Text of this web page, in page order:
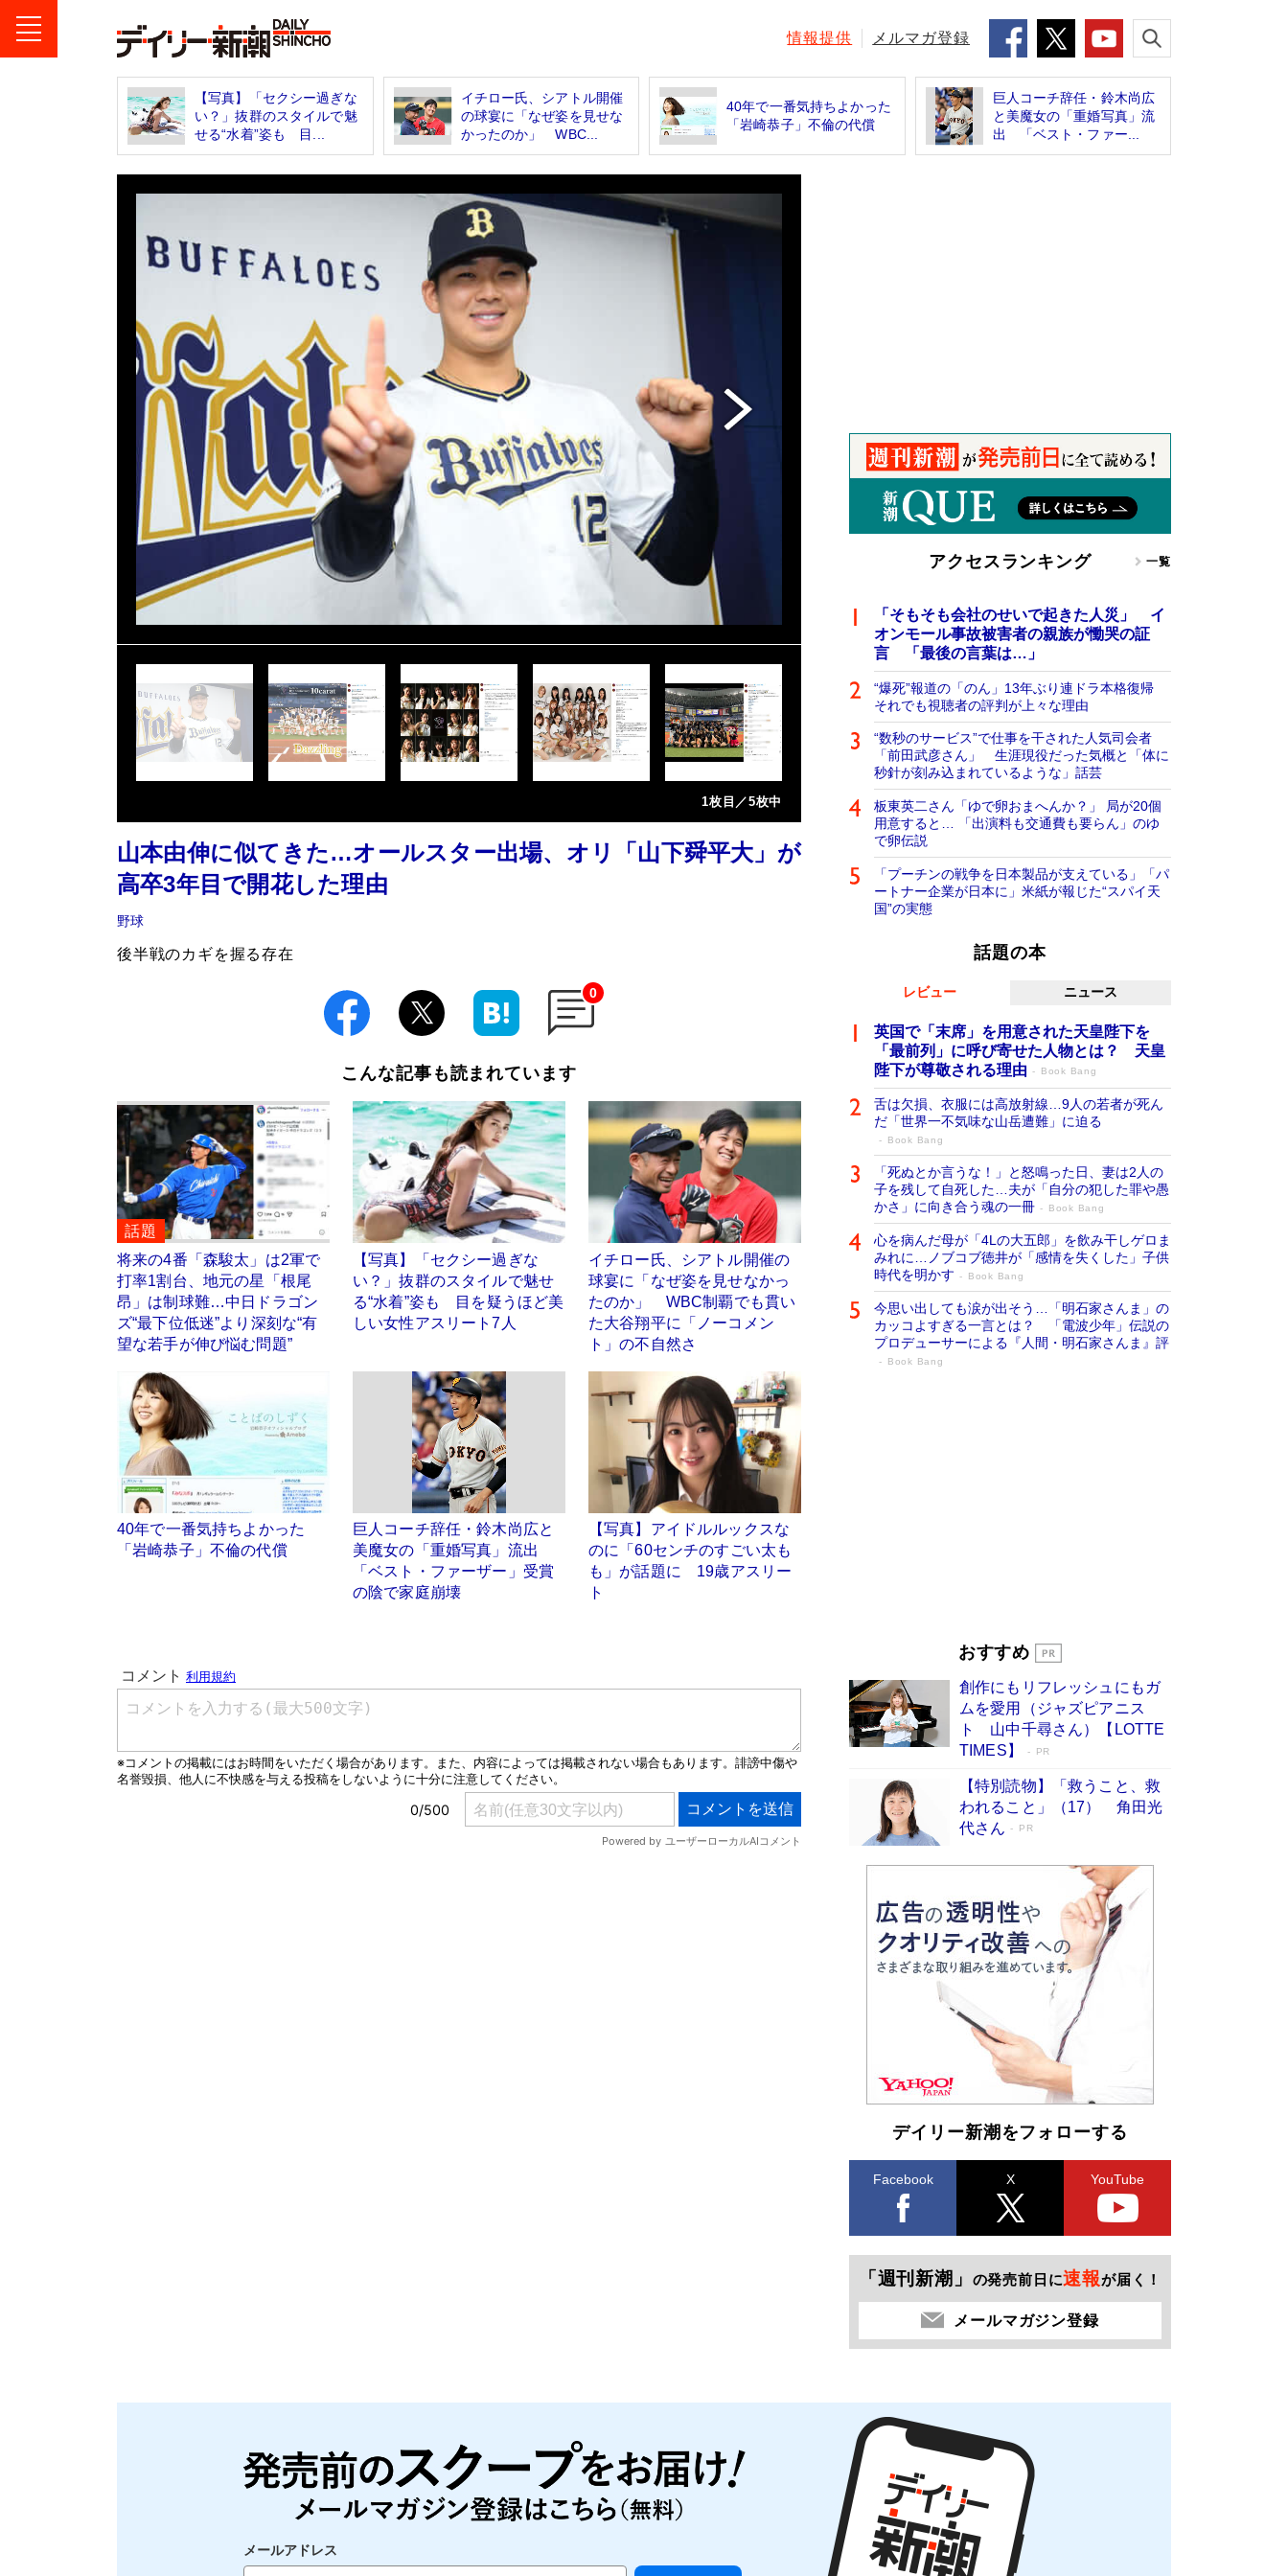
情報提供 メルマガ登録
【写真】「セクシー過ぎな
い？」抜群のスタイルで魅
せる“水着”姿も 目...
イチロー氏、シアトル開催
の球宴に「なぜ姿を見せな
かったのか」 WBC...
40年で一番気持ちよかった
「岩崎恭子」不倫の代償
巨人コーチ辞任・鈴木尚広
と美魔女の「重婚写真」流
出 「ベスト・ファー...
1枚目／5枚中
山本由伸に似てきた…オールスター出場、オリ「山下舜平大」が
高卒3年目で開花した理由
野球
後半戦のカギを握る存在
0
こんな記事も読まれています
話題
将来の4番「森駿太」は2軍で
打率1割台、地元の星「根尾
昂」は制球難…中日ドラゴン
ズ“最下位低迷”より深刻な“有
望な若手が伸び悩む問題”
【写真】「セクシー過ぎな
い？」抜群のスタイルで魅せ
る“水着”姿も 目を疑うほど美
しい女性アスリート7人
イチロー氏、シアトル開催の
球宴に「なぜ姿を見せなかっ
たのか」 WBC制覇でも貫い
た大谷翔平に「ノーコメン
ト」の不自然さ
40年で一番気持ちよかった
「岩崎恭子」不倫の代償
巨人コーチ辞任・鈴木尚広と
美魔女の「重婚写真」流出
「ベスト・ファーザー」受賞
の陰で家庭崩壊
【写真】アイドルルックスな
のに「60センチのすごい太も
も」が話題に 19歳アスリー
ト
アクセスランキング 一覧
「そもそも会社のせいで起きた人災」 イ
オンモール事故被害者の親族が慟哭の証
言 「最後の言葉は…」
“爆死”報道の「のん」13年ぶり連ドラ本格復帰
それでも視聴者の評判が上々な理由
“数秒のサービス”で仕事を干された人気司会者
「前田武彦さん」 生涯現役だった気概と「体に
秒針が刻み込まれているような」話芸
板東英二さん「ゆで卵おまへんか？」 局が20個
用意すると… 「出演料も交通費も要らん」のゆ
で卵伝説
「プーチンの戦争を日本製品が支えている」「パ
ートナー企業が日本に」米紙が報じた“スパイ天
国”の実態
話題の本
レビュー ニュース
英国で「末席」を用意された天皇陛下を
「最前列」に呼び寄せた人物とは？ 天皇
陛下が尊敬される理由
Book Bang
舌は欠損、衣服には高放射線…9人の若者が死ん
だ「世界一不気味な山岳遭難」に迫る
Book Bang
「死ぬとか言うな！」と怒鳴った日、妻は2人の
子を残して自死した…夫が「自分の犯した罪や愚
かさ」に向き合う魂の一冊
Book Bang
心を病んだ母が「4Lの大五郎」を飲み干しゲロま
みれに…ノブコブ徳井が「感情を失くした」子供
時代を明かす
Book Bang
今思い出しても涙が出そう…「明石家さんま」の
カッコよすぎる一言とは？ 「電波少年」伝説の
プロデューサーによる『人間・明石家さんま』評
Book Bang
俳優・高嶋政伸が家族に教わった“人を育てるコ
東野圭吾、伊坂幸太郎の人気シリーズ最新作どち
らも文庫化 映画化された直木賞受賞作もランク
イン［文庫ベストセラー］
Book Bang
おすすめ
創作にもリフレッシュにもガ
ムを愛用（ジャズピアニス
ト 山中千尋さん）【LOTTE
TIMES】
PR
【特別読物】「救うこと、救
われること」（17） 角田光
代さん
PR
デイリー新潮をフォローする
Facebook X YouTube
「週刊新潮」 の発売前日に速報が届く！
メールマガジン登録
メールアドレス